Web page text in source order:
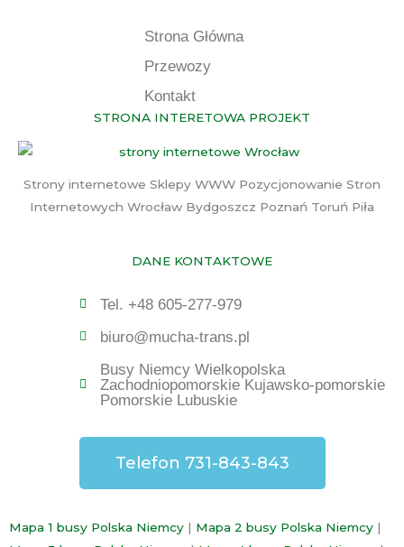
Strona Główna
Przewozy
Kontakt
STRONA INTERETOWA PROJEKT
Strony internetowe Sklepy WWW Pozycjonowanie Stron
Internetowych Wrocław Bydgoszcz Poznań Toruń Piła
DANE KONTAKTOWE
Tel. +48 605-277-979
biuro@mucha-trans.pl
Busy Niemcy Wielkopolska
Zachodniopomorskie Kujawsko-pomorskie
Pomorskie Lubuskie
Telefon 731-843-843
Mapa 1 busy Polska Niemcy | Mapa 2 busy Polska Niemcy |